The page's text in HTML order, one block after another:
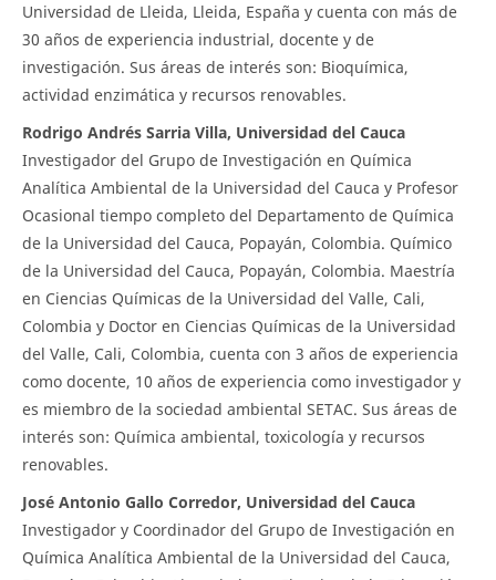
Universidad de Lleida, Lleida, España y cuenta con más de
30 años de experiencia industrial, docente y de
investigación. Sus áreas de interés son: Bioquímica,
actividad enzimática y recursos renovables.
Rodrigo Andrés Sarria Villa, Universidad del Cauca
Investigador del Grupo de Investigación en Química
Analítica Ambiental de la Universidad del Cauca y Profesor
Ocasional tiempo completo del Departamento de Química
de la Universidad del Cauca, Popayán, Colombia. Químico
de la Universidad del Cauca, Popayán, Colombia. Maestría
en Ciencias Químicas de la Universidad del Valle, Cali,
Colombia y Doctor en Ciencias Químicas de la Universidad
del Valle, Cali, Colombia, cuenta con 3 años de experiencia
como docente, 10 años de experiencia como investigador y
es miembro de la sociedad ambiental SETAC. Sus áreas de
interés son: Química ambiental, toxicología y recursos
renovables.
José Antonio Gallo Corredor, Universidad del Cauca
Investigador y Coordinador del Grupo de Investigación en
Química Analítica Ambiental de la Universidad del Cauca,